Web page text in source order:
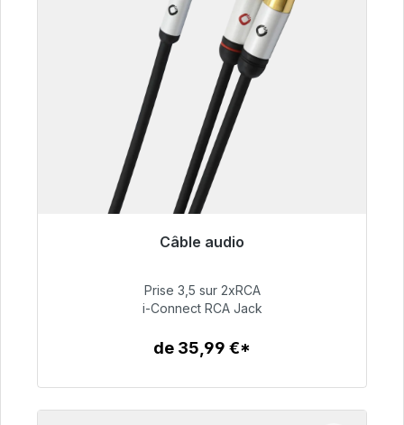
Câble audio
51,99 €
Prise 3,5 sur 2xRCA
i-Connect RCA Jack
de 35,99 €*